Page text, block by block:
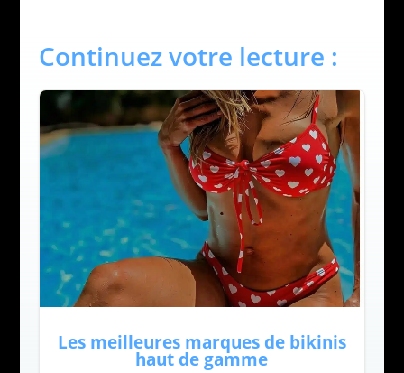
Continuez votre lecture :
Les meilleures marques de bikinis
haut de gamme